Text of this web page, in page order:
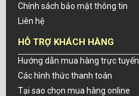
Chính sách bảo mật thông tin
Liên hệ
HỖ TRỢ KHÁCH HÀNG
Hướng dẫn mua hàng trực tuyến
Các hình thức thanh toán
Tại sao chọn mua hàng online